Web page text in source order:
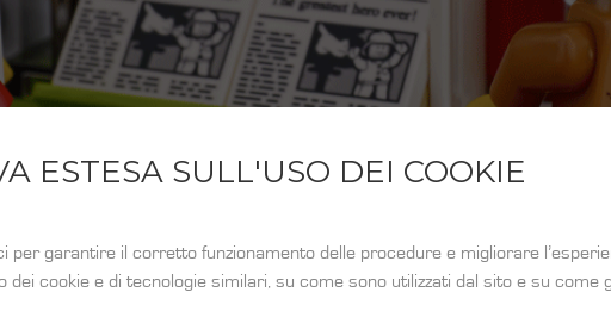
ESTESA SULL'USO DEI COOKIE
per garantire il corretto funzionamento delle procedure e migliorare
dei cookie e di tecnologie similari, su come sono utilizzati dal sito e su come